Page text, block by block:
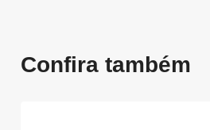
Confira também